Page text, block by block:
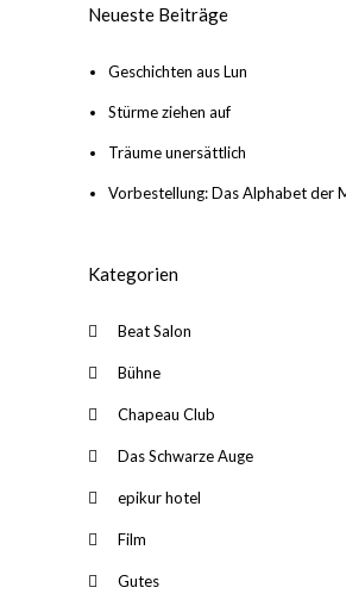
Neueste Beiträge
Geschichten aus Lun
Stürme ziehen auf
Träume unersättlich
Vorbestellung: Das Alphabet der
Kategorien
Beat Salon
Bühne
Chapeau Club
Das Schwarze Auge
epikur hotel
Film
Gutes